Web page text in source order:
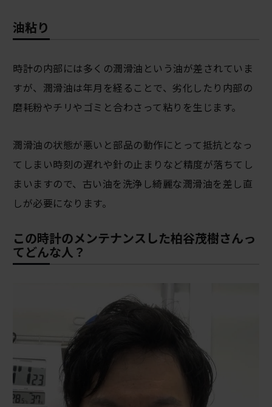
油粘り
時計の内部には多くの潤滑油という油が差されていま
すが、潤滑油は年月を経ることで、劣化したり内部の
磨耗粉やチリやゴミと合わさって粘りを生じます。
潤滑油の状態が悪いと部品の動作にとって抵抗となっ
てしまい時刻の遅れや針の止まりなど精度が落ちてし
まいますので、古い油を洗浄し綺麗な潤滑油を差し直
しが必要になります。
この時計のメンテナンスした柏谷茂樹さんっ
てどんな人？